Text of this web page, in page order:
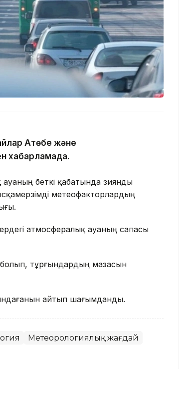
Ақтөбе және
хабарламада.
беткі қабатында зиянды
метеофакторлардың
атмосфералық ауаның сапасы
тұрғындардың мазасын
айтып шағымданды.
Метеорологиялық жағдай